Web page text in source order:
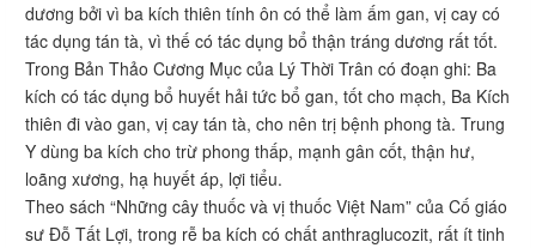
dương bởi vì ba kích thiên tính ôn có thể làm ấm gan, vị cay có
tác dụng tán tà, vì thế có tác dụng bổ thận tráng dương rất tốt.
Trong Bản Thảo Cương Mục của Lý Thời Trân có đoạn ghi: Ba
kích có tác dụng bổ huyết hải tức bổ gan, tốt cho mạch, Ba Kích
thiên đi vào gan, vị cay tán tà, cho nên trị bệnh phong tà. Trung
Y dùng ba kích cho trừ phong thấp, mạnh gân cốt, thận hư,
loãng xương, hạ huyết áp, lợi tiểu.
Theo sách “Những cây thuốc và vị thuốc Việt Nam” của Cố giáo
sư Đỗ Tất Lợi, trong rễ ba kích có chất anthraglucozit, rất ít tinh